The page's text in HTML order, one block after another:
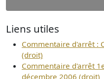
Liens utiles
Commentaire d'arrêt :
(droit)
Commentaire d'arrêt
décembre 2006 (droit)